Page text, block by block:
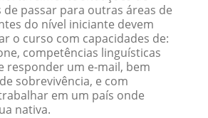
de passar para outras áreas de
do nível iniciante devem
o curso com capacidades de:
competências linguísticas
responder um e-mail, bem
sobrevivência, e com
em um país onde
nativa.